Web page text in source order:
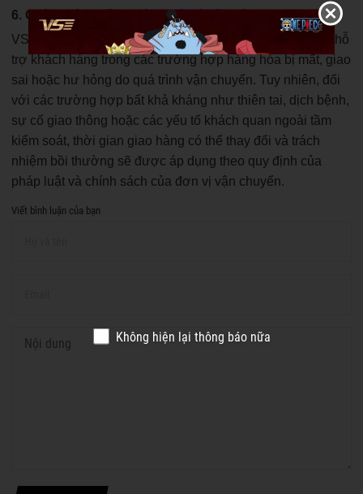
6. Chính sách bồi thường và xử lý phát sinh
VS Sports cam kết phối hợp cùng đơn vị vận chuyển để hỗ
trợ khách hàng trong các trường hợp hàng hóa bị mất, giao
sai hoặc hư hỏng do quá trình vận chuyển. Tuy nhiên, đối
với các trường hợp bất khả kháng như thiên tai, dịch bệnh,
sự cố giao thông hoặc các yếu tố khách quan ngoài tầm
kiểm soát, thời gian giao hàng có thể thay đổi và trách
nhiệm bồi thường sẽ được áp dụng theo quy định của
pháp luật và chính sách của đơn vị vận chuyển.
Viết bình luận của bạn
Không hiện lại thông báo nữa